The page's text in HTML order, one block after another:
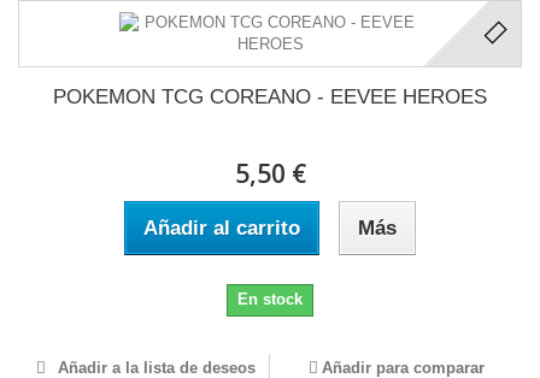
POKEMON TCG COREANO - EEVEE HEROES
5,50 €
Añadir al carrito Más
En stock
Añadir a la lista de deseos Añadir para comparar